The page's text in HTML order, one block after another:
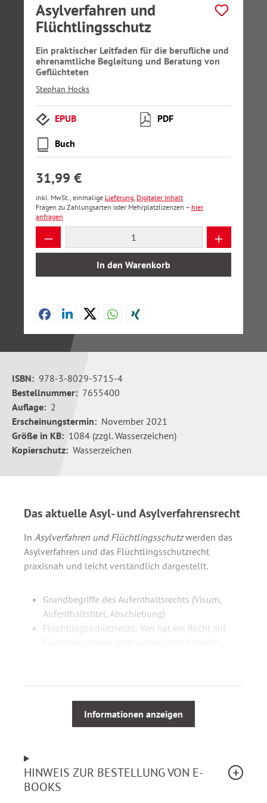
Asylverfahren und
Flüchtlingsschutz
Ein praktischer Leitfaden für die berufliche und
ehrenamtliche Begleitung und Beratung von
Geflüchteten
Stephan Hocks
EPUB PDF
Buch
31,99 €
inkl. MwSt., einmalige Lieferung, Digitaler Inhalt
Fragen zu Zahlungsarten oder Mehrplatzlizenzen – hier
anfragen
Produkt Anzahl: Gib den gewünschten
In den Warenkorb
ISBN: 978-3-8029-5715-4
Bestellnummer: 7655400
Auflage: 2
Erscheinungstermin: November 2021
Größe in KB: 1084 (zzgl. Wasserzeichen)
Kopierschutz: Wasserzeichen
Das aktuelle Asyl- und Asylverfahrensrecht
In Asylverfahren und Flüchtlingsschutzwerden das
Asylverfahren und das Flüchtlingsschutzrecht
praxisnah und leicht verständlich dargestellt.
Grundbegriffe des Aufenthaltsrechts (Visum,
Aufenthaltstitel, Abschiebung)
Flüchtlingsschutzrecht: Wer hat ein Recht auf
anderen Schutzberechtigten
Familiennachzug zu anerkannten Flüchtlingen
und subsidiär Schutzberechtigten
Rechtsfragen bei Anträgen nach einem Kontakt
mit einem europäischen Drittstaat („Dublin“-
Informationen anzeigen
HINWEIS ZUR BESTELLUNG VON E-
BOOKS